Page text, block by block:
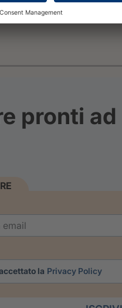
pronti ad
la Privacy Policy